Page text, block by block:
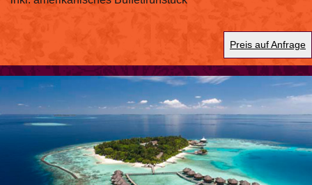
Preis auf Anfrage